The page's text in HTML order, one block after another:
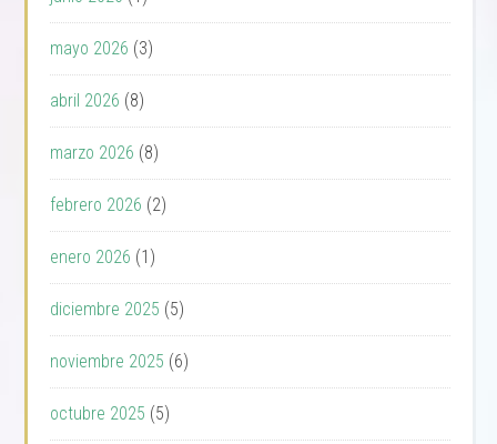
mayo 2026 (3)
abril 2026 (8)
marzo 2026 (8)
febrero 2026 (2)
enero 2026 (1)
diciembre 2025 (5)
noviembre 2025 (6)
octubre 2025 (5)